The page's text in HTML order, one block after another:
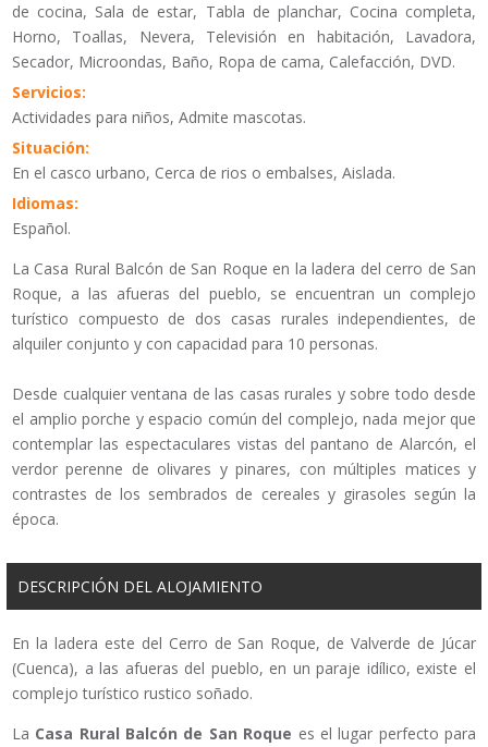
de cocina, Sala de estar, Tabla de planchar, Cocina completa,
Horno, Toallas, Nevera, Televisión en habitación, Lavadora,
Secador, Microondas, Baño, Ropa de cama, Calefacción, DVD.
Servicios:
Actividades para niños, Admite mascotas.
Situación:
En el casco urbano, Cerca de rios o embalses, Aislada.
Idiomas:
Español.
La Casa Rural Balcón de San Roque en la ladera del cerro de San
Roque, a las afueras del pueblo, se encuentran un complejo
turístico compuesto de dos casas rurales independientes, de
alquiler conjunto y con capacidad para 10 personas.
Desde cualquier ventana de las casas rurales y sobre todo desde
el amplio porche y espacio común del complejo, nada mejor que
contemplar las espectaculares vistas del pantano de Alarcón, el
verdor perenne de olivares y pinares, con múltiples matices y
contrastes de los sembrados de cereales y girasoles según la
época.
DESCRIPCIÓN DEL ALOJAMIENTO
En la ladera este del Cerro de San Roque, de Valverde de Júcar
(Cuenca), a las afueras del pueblo, en un paraje idílico, existe el
complejo turístico rustico soñado.
La Casa Rural Balcón de San Roque es el lugar perfecto para